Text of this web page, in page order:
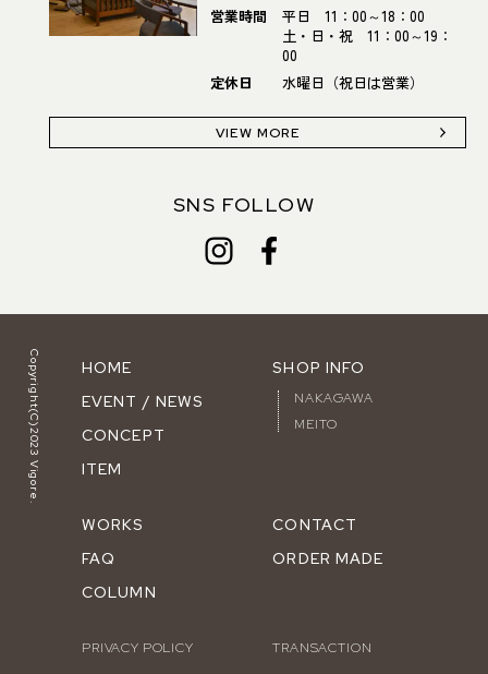
営業時間
平日 11：00～18：00
土・日・祝 11：00～19：
00
定休日
水曜日（祝日は営業）
VIEW MORE
SNS FOLLOW
Copyright(C)2023 Vigore.
HOME
EVENT / NEWS
CONCEPT
ITEM
SHOP INFO
NAKAGAWA
MEITO
WORKS
FAQ
COLUMN
CONTACT
ORDER MADE
PRIVACY POLICY TRANSACTION